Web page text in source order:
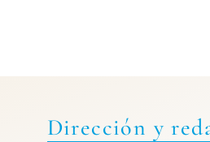
Dirección y